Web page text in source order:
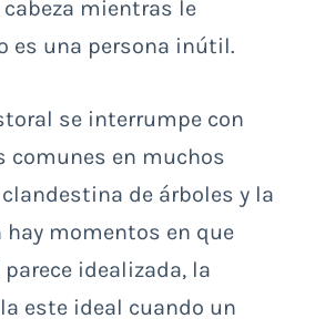
mientras le
es una persona inútil.
se interrumpe con
comunes en muchos
de árboles y la
hay momentos en que
idealizada, la
este ideal cuando un